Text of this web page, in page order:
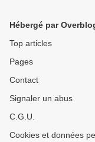
Hébergé par
Top articles
Pages
Contact
Signaler un abus
C.G.U.
Cookies et données